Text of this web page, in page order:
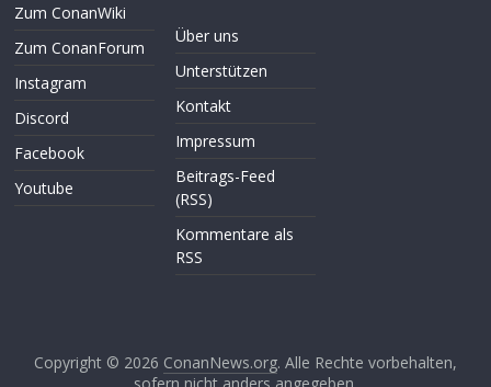
Zum ConanWiki
Zum ConanForum
Instagram
Discord
Facebook
Youtube
Über uns
Unterstützen
Kontakt
Impressum
Beitrags-Feed
(RSS)
Kommentare als
RSS
Copyright © 2026 ConanNews.org. Alle Rechte vorbehalten,